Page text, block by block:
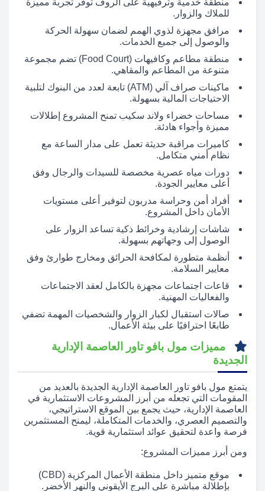
منطقة خدمية وترفيهية على الروف توفر تجربة مميزة
للملاك والزوار.
مرافق مجهزة لذوي الهمم لضمان سهولة الحركة
والوصول إلى جميع الخدمات.
منطقة مطاعم وكافيهات (Food Court) تضم مجموعة
متنوعة من المطاعم والمقاهي.
ماكينات صراف آلي (ATM) تابعة لعدد من البنوك لتلبية
الاحتياجات المالية بسهولة.
مساحات خضراء ولاند سكيب تمنح المشروع إطلالات
مميزة وأجواء هادئة.
كاميرات مراقبة حديثة تعمل على مدار الساعة مع
نظام أمني متكامل.
دورات مياه عصرية مخصصة للسيدات والرجال وفق
أعلى معايير الجودة.
أفراد أمن وحراسة مدربون لتوفير أعلى مستويات
الأمان داخل المشروع.
شاشات إرشادية وخرائط ذكية تساعد الزوار على
الوصول إلى وجهاتهم بسهولة.
أنظمة متطورة لمكافحة الحرائق ومخارج طوارئ وفق
معايير السلامة.
قاعات اجتماعات مجهزة بالكامل لعقد الاجتماعات
والفعاليات المهنية.
صالات استقبال لكبار الزوار والشخصيات المهمة تضفي
طابعًا احترافيًا على بيئة الأعمال.
مميزات مول بافو تاور العاصمة الإدارية
الجديدة
يتمتع مول بافو تاور العاصمة الإدارية الجديدة بالعديد من
المقومات التي تجعله من أبرز المشروعات الاستثمارية في
العاصمة الإدارية، حيث يجمع بين الموقع الاستراتيجي،
والتصميم العصري، والخدمات المتكاملة، ليمنح المستثمرين
فرصة واعدة لتحقيق عوائد استثمارية قوية.
ومن أبرز مميزات المشروع:
موقع متميز داخل منطقة الأعمال المركزية (CBD)
بإطلالة مباشرة على البرج الأيقوني والنهر الأخضر.